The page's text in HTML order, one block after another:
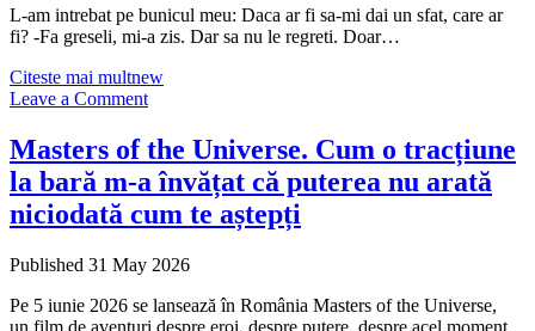
L-am intrebat pe bunicul meu: Daca ar fi sa-mi dai un sfat, care ar
fi? -Fa greseli, mi-a zis. Dar sa nu le regreti. Doar…
Citeste mai multnew
Leave a Comment
Masters of the Universe. Cum o tracțiune
la bară m-a învățat că puterea nu arată
niciodată cum te aștepți
Published 31 May 2026
Pe 5 iunie 2026 se lansează în România Masters of the Universe,
un film de aventuri despre eroi, despre putere, despre acel moment